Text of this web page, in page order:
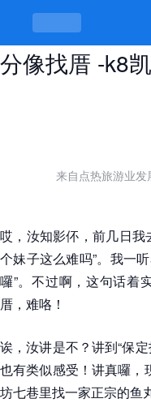
保定找个妹子
分像找厝 -k8
来自点热旅游业发
哎，汝知影伓，前几日
个妹子这么难吗”。我一
囉”。不过啊，这句话着
厝，难咯！
诶，汝讲是不？讲到“保
也有类似感受！讲真囉，
坊七巷里找一家正宗的鱼